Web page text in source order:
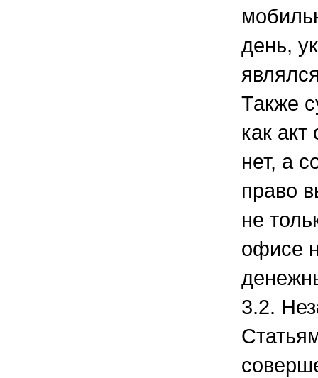
день,
Также
как
нет, а
право
не
офисе
3.2.